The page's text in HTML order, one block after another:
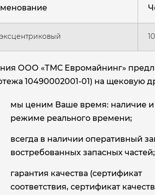
ООО «ТМС Евромайнинг»
10490002001-01) на щековую
мы ценим Ваше время: наличие
режиме реального времени;
всегда в наличии оперативный
востребованных запасных частей;
гарантия качества (сертификат
соответствия, сертификат